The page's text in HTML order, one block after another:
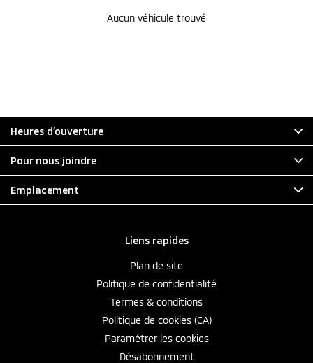
Aucun véhicule trouvé
Liens rapides
Plan de site
Politique de confidentialité
Termes & conditions
Politique de cookies (CA)
Paramétrer les cookies
Désabonnement
Heures d’ouverture
Pour nous joindre
Emplacement